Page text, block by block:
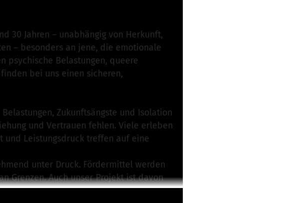
30 Jahren – unabhängig von Herkunft,
– besonders an jene, die emotionale
psychische Belastungen, queere
bei uns einen sicheren,
Zukunftsängste und Isolation
und Vertrauen fehlen. Viele erleben
und Leistungsdruck treffen auf eine
unter Druck. Fördermittel werden
Grenzen. Auch unser Projekt ist davon
weggefallen.